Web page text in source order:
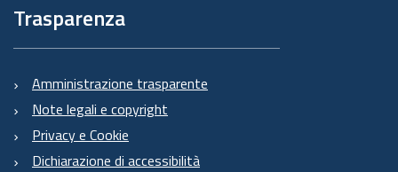
Trasparenza
Amministrazione trasparente
Note legali e copyright
Privacy e Cookie
Dichiarazione di accessibilità